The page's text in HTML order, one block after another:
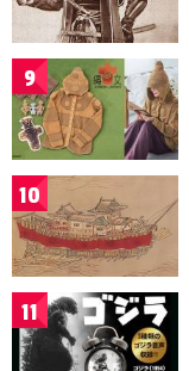
9
10
11